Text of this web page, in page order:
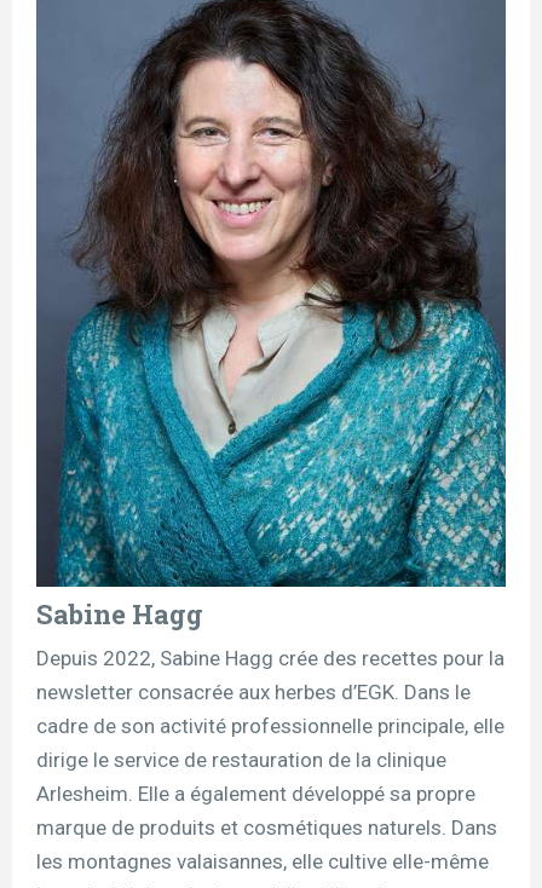
Sabine Hagg
Depuis 2022, Sabine Hagg crée des recettes pour la
newsletter consacrée aux herbes d’EGK. Dans le
cadre de son activité professionnelle principale, elle
dirige le service de restauration de la clinique
Arlesheim. Elle a également développé sa propre
marque de produits et cosmétiques naturels. Dans
les montagnes valaisannes, elle cultive elle-même